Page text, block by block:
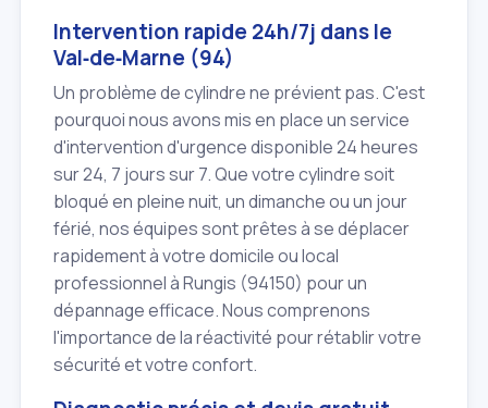
Intervention rapide 24h/7j dans le
Val‑de‑Marne (94)
Un problème de cylindre ne prévient pas. C'est
pourquoi nous avons mis en place un service
d'intervention d'urgence disponible 24 heures
sur 24, 7 jours sur 7. Que votre cylindre soit
bloqué en pleine nuit, un dimanche ou un jour
férié, nos équipes sont prêtes à se déplacer
rapidement à votre domicile ou local
professionnel à Rungis (94150) pour un
dépannage efficace. Nous comprenons
l'importance de la réactivité pour rétablir votre
sécurité et votre confort.